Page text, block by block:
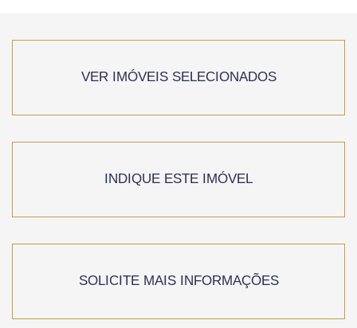
VER IMÓVEIS SELECIONADOS
INDIQUE ESTE IMÓVEL
SOLICITE MAIS INFORMAÇÕES